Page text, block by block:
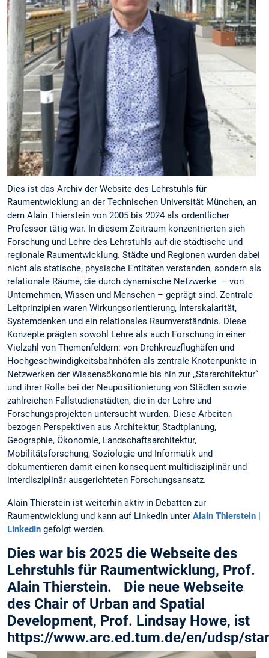
Dies ist das Archiv der Website des Lehrstuhls für
Raumentwicklung an der Technischen Universität München, an
dem Alain Thierstein von 2005 bis 2024 als ordentlicher
Professor tätig war. In diesem Zeitraum konzentrierten sich
Forschung und Lehre des Lehrstuhls auf die städtische und
regionale Raumentwicklung. Städte und Regionen wurden dabei
nicht als statische, physische Entitäten verstanden, sondern als
relationale Räume, die durch dynamische Netzwerke – von
Unternehmen, Wissen und Menschen – geprägt sind. Zentrale
Leitprinzipien waren Wirkungsorientierung, Interskalarität,
Systemdenken und ein relationales Raumverständnis. Diese
Konzepte prägten sowohl Lehre als auch Forschung in einer
Vielzahl von Themenfeldern: von Drehkreuzflughäfen und
Hochgeschwindigkeitsbahnhöfen als zentrale Knotenpunkte in
Netzwerken der Wissensökonomie bis hin zur „Stararchitektur“
und ihrer Rolle bei der Neupositionierung von Städten sowie
zahlreichen Fallstudienstädten, die in der Lehre und
Forschungsprojekten untersucht wurden. Diese Arbeiten
bezogen Perspektiven aus Architektur, Stadtplanung,
Geographie, Ökonomie, Landschaftsarchitektur,
Mobilitätsforschung, Soziologie und Informatik und
dokumentieren damit einen konsequent multidisziplinär und
interdisziplinär ausgerichteten Forschungsansatz.
Alain Thierstein ist weiterhin aktiv in Debatten zur
Raumentwicklung und kann auf LinkedIn unter Alain Thierstein |
LinkedIn gefolgt werden.
Dies war bis 2025 die Webseite des
Lehrstuhls für Raumentwicklung, Prof.
Alain Thierstein. Die neue Webseite
des Chair of Urban and Spatial
Development, Prof. Lindsay Howe, ist
https://www.arc.ed.tum.de/en/udsp/